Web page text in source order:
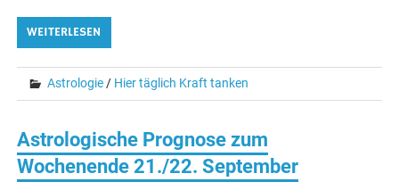
WEITERLESEN
Astrologie / Hier täglich Kraft tanken
Astrologische Prognose zum
Wochenende 21./22. September